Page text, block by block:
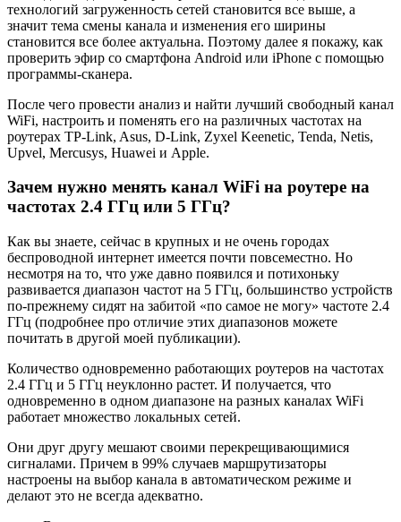
технологий загруженность сетей становится все выше, а
значит тема смены канала и изменения его ширины
становится все более актуальна. Поэтому далее я покажу, как
проверить эфир со смартфона Android или iPhone с помощью
программы-сканера.
После чего провести анализ и найти лучший свободный канал
WiFi, настроить и поменять его на различных частотах на
роутерах TP-Link, Asus, D-Link, Zyxel Keenetic, Tenda, Netis,
Upvel, Mercusys, Huawei и Apple.
Зачем нужно менять канал WiFi на роутере на
частотах 2.4 ГГц или 5 ГГц?
Как вы знаете, сейчас в крупных и не очень городах
беспроводной интернет имеется почти повсеместно. Но
несмотря на то, что уже давно появился и потихоньку
развивается диапазон частот на 5 ГГц, большинство устройств
по-прежнему сидят на забитой «по самое не могу» частоте 2.4
ГГц (подробнее про отличие этих диапазонов можете
почитать в другой моей публикации).
Количество одновременно работающих роутеров на частотах
2.4 ГГц и 5 ГГц неуклонно растет. И получается, что
одновременно в одном диапазоне на разных каналах WiFi
работает множество локальных сетей.
Они друг другу мешают своими перекрещивающимися
сигналами. Причем в 99% случаев маршрутизаторы
настроены на выбор канала в автоматическом режиме и
делают это не всегда адекватно.